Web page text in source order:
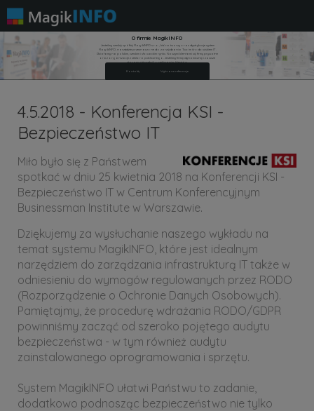
O firmie MagikINFO
Jesteśmy czeską spółką MagikINFO s.r.o., która tworzy oraz dystrybuuje system
MagikINFO, narzędzie przeznaczone do zarządzania Twoim środowiskiem IT.
Działamy na polskim, czeskim i słowackim rynku. Naszymi klientami są firmy prywatne
oraz organizacje z sektora publicznego. Jesteśmy firmą dynamiczną i zawsze
staramy się spełnić oczekiwania klientów.
Kontakty Wybrane referencje
4.5.2018 - Konferencja KSI -
Bezpieczeństwo IT
Miło było się z Państwem
spotkać w dniu 25 kwietnia 2018 na Konferencji KSI -
Bezpieczeństwo IT w Centrum Konferencyjnym
Businessman Institute w Warszawie.
Dziękujemy za wysłuchanie naszego wykładu na
temat systemu MagikINFO, które jest idealnym
narzędziem do zarządzania infrastrukturą IT także w
odniesieniu do wymogów regulowanych przez RODO
(Rozporządzenie o Ochronie Danych Osobowych).
Pamiętajmy, że procedurę wdrażania RODO/GDPR
powinniśmy zacząć od szeroko pojętego audytu
bezpieczeństwa - w tym również audytu
zainstalowanego oprogramowania i sprzętu.
System MagikINFO ułatwi Państwu to zadanie,
dodatkowo podnosząc bezpieczeństwo nie tylko